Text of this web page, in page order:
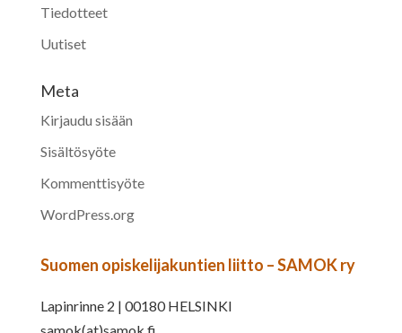
Tiedotteet
Uutiset
Meta
Kirjaudu sisään
Sisältösyöte
Kommenttisyöte
WordPress.org
Suomen opiskelijakuntien liitto – SAMOK ry
Lapinrinne 2 | 00180 HELSINKI